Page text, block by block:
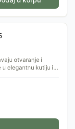
otvaranje i
u elegantnu kutiju i